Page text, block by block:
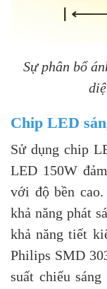
Sự phân bổ
Chip LED
Sử dụng chip
LED 150W
với độ bền
khả năng phát
khả năng tiết
Philips SMD
suất chiếu